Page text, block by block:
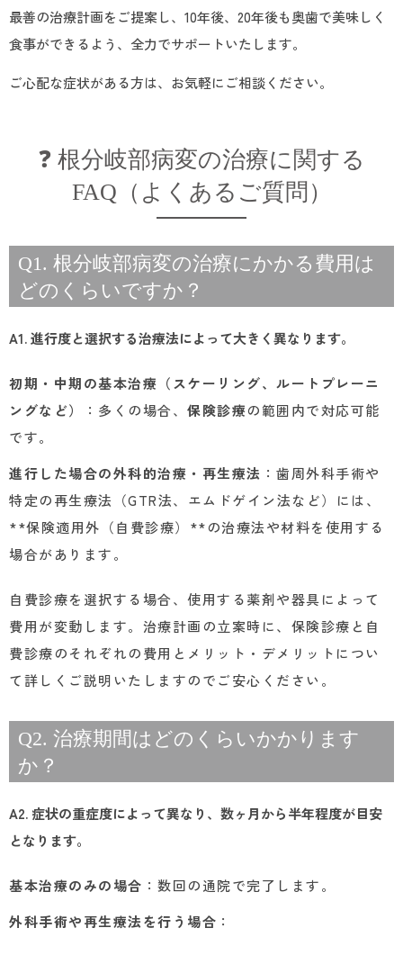
最善の治療計画をご提案し、10年後、20年後も奥歯で美味しく
食事ができるよう、全力でサポートいたします。
ご心配な症状がある方は、お気軽にご相談ください。
❓ 根分岐部病変の治療に関する
FAQ（よくあるご質問）
Q1. 根分岐部病変の治療にかかる費用は
どのくらいですか？
A1. 進行度と選択する治療法によって大きく異なります。
初期・中期の基本治療（スケーリング、ルートプレーニ
ングなど）
：多くの場合、 保険診療の範囲内で対応可能
です。
進行した場合の外科的治療・再生療法 ：歯周外科手術や
特定の再生療法（GTR法、エムドゲイン法など）には、
**保険適用外（自費診療）**の治療法や材料を使用する
場合があります。
自費診療を選択する場合、使用する薬剤や器具によって
費用が変動します。治療計画の立案時に、保険診療と自
費診療のそれぞれの費用とメリット・デメリットについ
て詳しくご説明いたしますのでご安心ください。
Q2. 治療期間はどのくらいかかります
か？
A2. 症状の重症度によって異なり、数ヶ月から半年程度が目安
となります。
基本治療のみの場合 ：数回の通院で完了します。
外科手術や再生療法を行う場合 ：